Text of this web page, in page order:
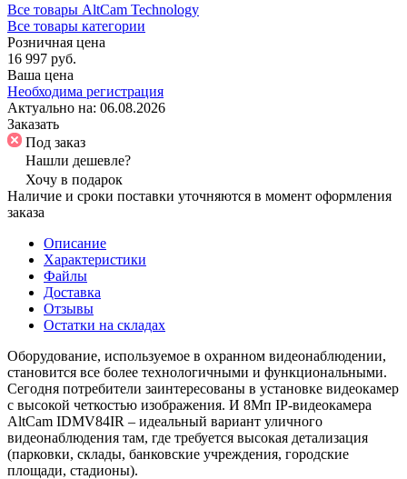
Все товары AltCam Technology
Все товары категории
Розничная цена
16 997 руб.
Ваша цена
Необходима регистрация
Актуально на: 06.08.2026
Заказать
Под заказ
Нашли дешевле?
Хочу в подарок
Наличие и сроки поставки уточняются в момент оформления
заказа
Описание
Характеристики
Файлы
Доставка
Отзывы
Остатки на складах
Оборудование, используемое в охранном видеонаблюдении,
становится все более технологичными и функциональными.
Сегодня потребители заинтересованы в установке видеокамер
с высокой четкостью изображения. И 8Мп IP-видеокамера
AltCam IDMV84IR – идеальный вариант уличного
видеонаблюдения там, где требуется высокая детализация
(парковки, склады, банковские учреждения, городские
площади, стадионы).